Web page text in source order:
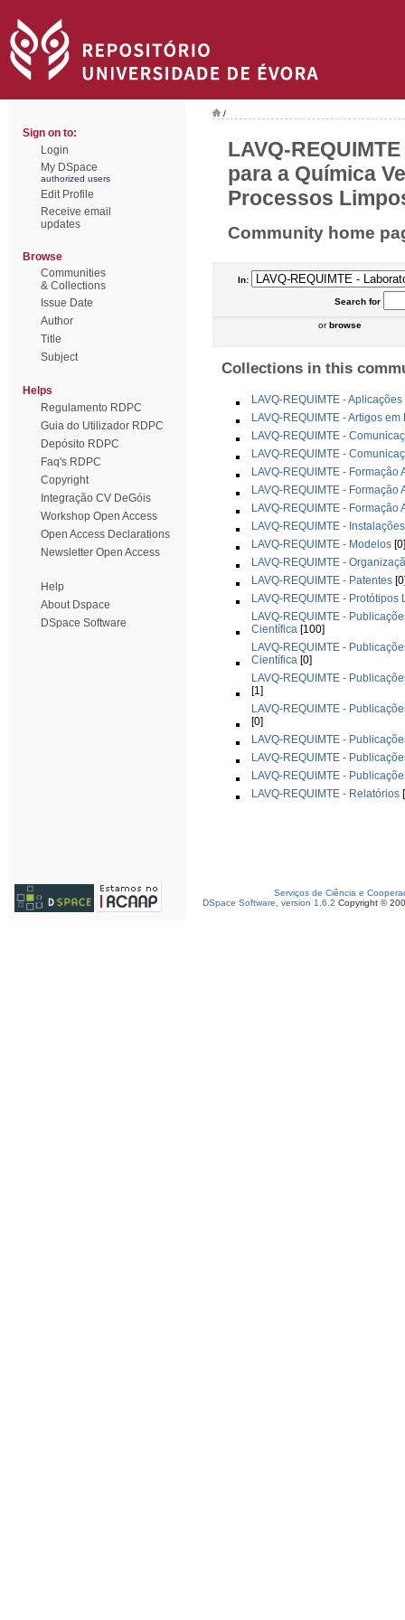
Sign on to:
Login
My DSpace
authorized users
Edit Profile
Receive email
updates
Browse
Communities
& Collections
Issue Date
Author
Title
Subject
Helps
Regulamento RDPC
Guia do Utilizador RDPC
Depósito RDPC
Faq's RDPC
Copyright
Integração CV DeGóis
Workshop Open Access
Open Access Declarations
Newsletter Open Access
Help
About Dspace
DSpace Software
/
LAVQ-
para a Química
Processos
Community home
In:
Searchfor
orbrowse
Collections in this
LAVQ-REQUIMTE -
LAVQ-REQUIMTE - Artigos
LAVQ-REQUIMTE -
LAVQ-REQUIMTE -
LAVQ-REQUIMTE - Formação
LAVQ-REQUIMTE -
LAVQ-REQUIMTE - Formação
LAVQ-REQUIMTE -
LAVQ-REQUIMTE - Modelos [0]
LAVQ-REQUIMTE -
LAVQ-REQUIMTE - Patentes
LAVQ-REQUIMTE - Protótipos
LAVQ-REQUIMTE -
Científica [100]
LAVQ-REQUIMTE -
Científica [0]
LAVQ-REQUIMTE -
[1]
LAVQ-REQUIMTE -
[0]
LAVQ-REQUIMTE -
LAVQ-REQUIMTE -
LAVQ-REQUIMTE -
LAVQ-REQUIMTE - Relatórios
Serviços de Ciência e
DSpace Software, version 1.6.2 Copyright ©